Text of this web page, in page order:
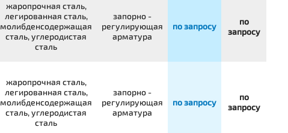
жаропрочная сталь,
легированная сталь,
молибденсодержащая
сталь, углеродистая
сталь
запорно -
регулирующая
арматура
по запросу
по
запросу
жаропрочная сталь,
легированная сталь,
молибденсодержащая
сталь, углеродистая
сталь
запорно -
регулирующая
арматура
по запросу
по
запросу